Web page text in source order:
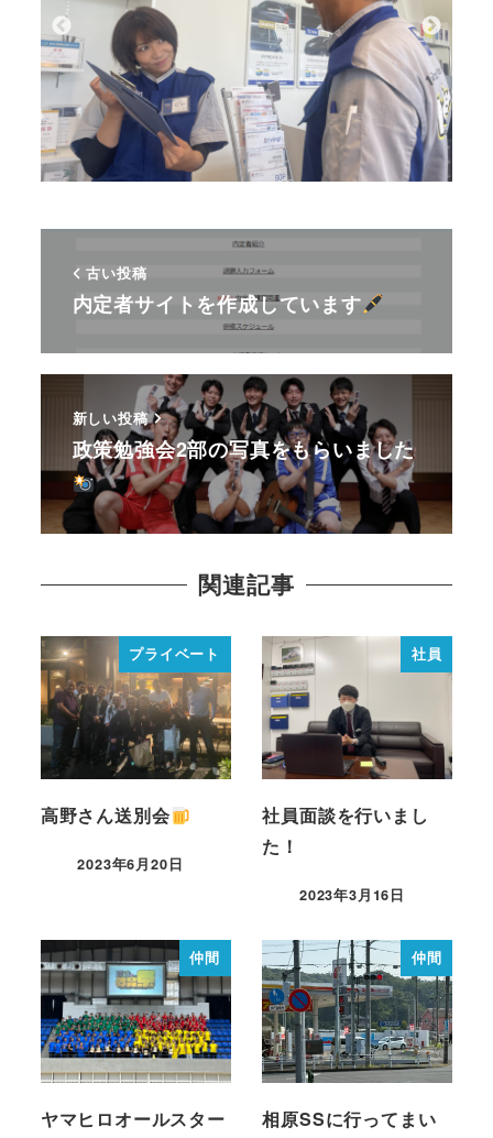
古い投稿
内定者サイトを作成しています
新しい投稿
政策勉強会2部の写真をもらいました
関連記事
プライベート
高野さん送別会
2023年6月20日
社員
社員面談を行いまし
た！
2023年3月16日
仲間
ヤマヒロオールスター
仲間
相原SSに行ってまい